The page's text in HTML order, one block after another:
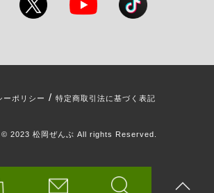
ーポリシー / 特定商取引法に基づく表記
2023 松岡ぜんぶ All rights Reserved.